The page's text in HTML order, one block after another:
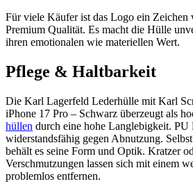
Für viele Käufer ist das Logo ein
Premium Qualität. Es macht die Hülle
ihren emotionalen wie materiellen Wert.
Pflege & Haltbarkeit
Die Karl Lagerfeld Lederhülle mit Karl
iPhone 17 Pro – Schwarz überzeugt als
hüllen durch eine hohe Langlebigkeit. PU
widerstandsfähig gegen Abnutzung.
behält es seine Form und Optik. Kratzer
Verschmutzungen lassen sich mit einem
problemlos entfernen.